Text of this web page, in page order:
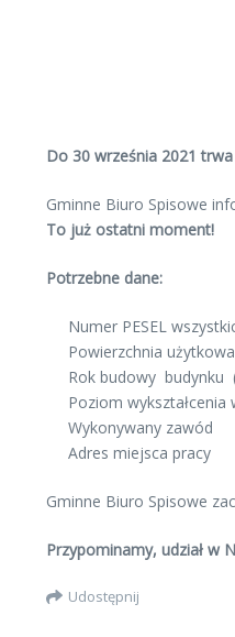
Do 30 września 2021
Gminne Biuro Spisowe
To już ostatni moment!
Potrzebne dane:
Numer PESEL
Powierzchnia
Rok budowy budynku
Poziom wykształcenia
Wykonywany zawód
Adres miejsca pracy
Gminne Biuro Spisowe
Przypominamy, udział w
Udostępnij